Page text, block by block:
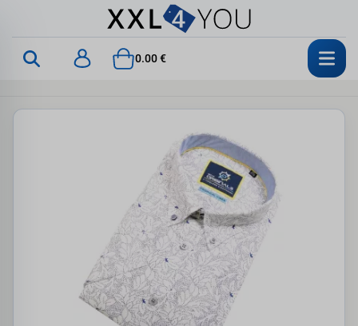
0.00 €